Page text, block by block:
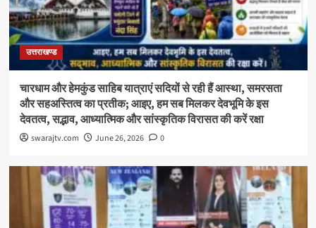
उत्तराखण्ड
चारधाम और हेमकुंड साहिब यात्राएं सदियों से रही हैं आस्था, समरसता
और सहअस्तित्व का प्रतीक; आइए, हम सब मिलकर देवभूमि के इस
देवतत्व, सद्भाव, आध्यात्मिक और सांस्कृतिक विरासत की करें रक्षा
swarajtv.com June 26, 2026 0